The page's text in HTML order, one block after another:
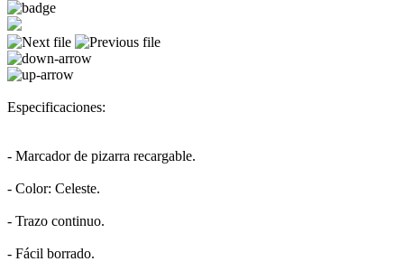
Especificaciones:
- Marcador de pizarra recargable.
- Color: Celeste.
- Trazo continuo.
- Fácil borrado.